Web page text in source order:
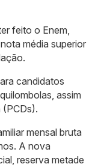
feito o Enem,
média superior
candidatos
assim
mensal bruta
A nova
reserva metade